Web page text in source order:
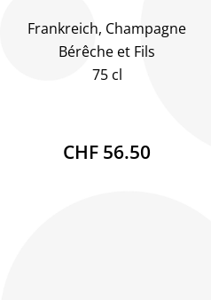
Frankreich, Champagne
Bérêche et Fils
75 cl
CHF 56.50